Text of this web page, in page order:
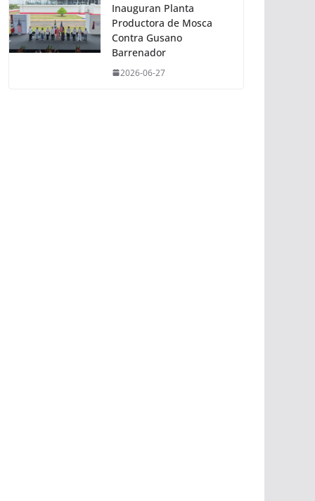
Inauguran Planta
Productora de Mosca
Contra Gusano
Barrenador
2026-06-27